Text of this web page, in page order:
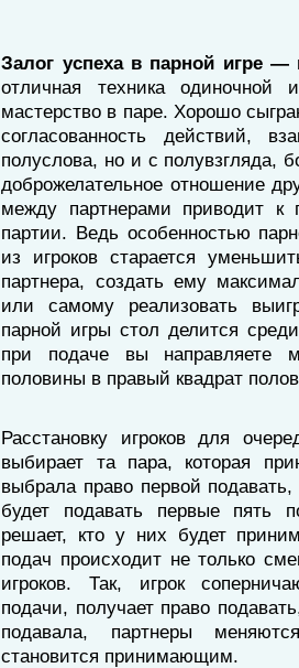
Залог успеха в парной игре —
отличная техника одиночной
мастерство в паре. Хорошо
согласованность действий,
полуслова, но и с полувзгляда,
доброжелательное отношение
между партнерами приводит
партии. Ведь особенностью
из игроков старается
партнера, создать ему
или самому реализовать
парной игры стол делится
при подаче вы направляете
половины в правый квадрат
Расстановку игроков для
выбирает та пара, которая
выбрала право первой
будет подавать первые пять
решает, кто у них будет
подач происходит не только
игроков. Так, игрок
подачи, получает право
подавала, партнеры
становится принимающим.